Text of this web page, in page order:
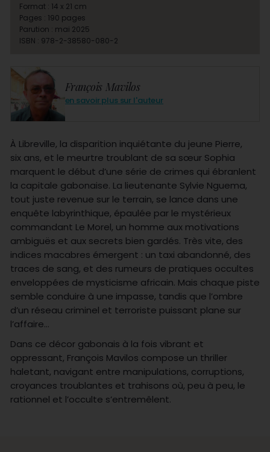
François Mavilos
en savoir plus sur l'auteur
À Libreville, la disparition inquiétante du jeune Pierre,
six ans, et le meurtre troublant de sa sœur Sophia
marquent le début d’une série de crimes qui ébranlent
la capitale gabonaise. La lieutenante Sylvie Nguema,
tout juste revenue sur le terrain, se lance dans une
enquête labyrinthique, épaulée par le mystérieux
commandant Le Morel, un homme aux motivations
ambiguës et aux secrets bien gardés. Très vite, des
indices macabres émergent : un taxi abandonné, des
traces de sang, et des rumeurs de pratiques occultes
enveloppées de mysticisme africain. Mais chaque piste
semble conduire à une impasse, tandis que l’ombre
d’un réseau criminel et terroriste puissant plane sur
l’affaire…
Dans ce décor gabonais à la fois vibrant et
oppressant, François Mavilos compose un thriller
haletant, navigant entre manipulations, corruptions,
croyances troublantes et trahisons où, peu à peu, le
rationnel et l’occulte s’entremêlent.
Format : 14 x 21 cm
Pages : 190 pages
Parution : mai 2025
ISBN : 978-2-38580-080-2